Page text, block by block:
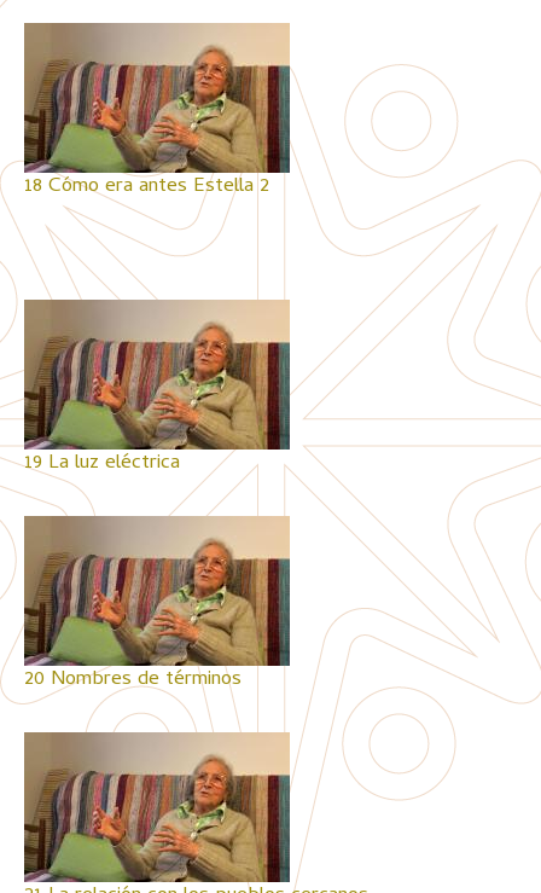
18 Cómo era antes Estella 2
19 La luz eléctrica
20 Nombres de términos